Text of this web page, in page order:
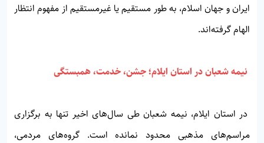
ایران و جهان اسلام، به طور مستقیم یا غیرمستقیم از مفهوم انتظار
الهام گرفته‌اند.
نیمه شعبان در استان ایلام؛ جشن، خدمت، همبستگی
در استان ایلام، نیمه شعبان طی سال‌های اخیر تنها به برگزاری
مراسم‌های مذهبی محدود نمانده است. گروه‌های مردمی،